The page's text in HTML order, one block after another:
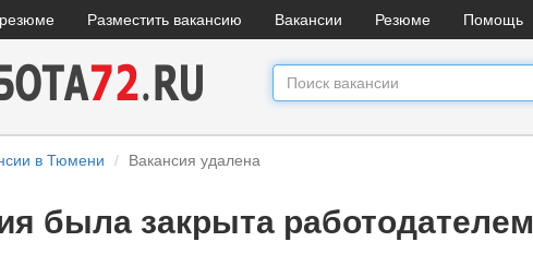
Разместить вакансию Вакансии Резюме Помощь
в Тюмени Вакансия удалена
была закрыта работодателем